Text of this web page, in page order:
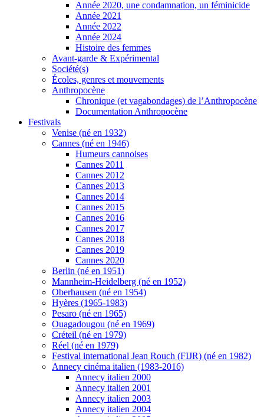
Année 2020, une condamnation, un féminicide
Année 2021
Année 2022
Année 2024
Histoire des femmes
Avant-garde & Expérimental
Société(s)
Écoles, genres et mouvements
Anthropocène
Chronique (et vagabondages) de l’Anthropocène
Documentation Anthropocène
Festivals
Venise (né en 1932)
Cannes (né en 1946)
Humeurs cannoises
Cannes 2011
Cannes 2012
Cannes 2013
Cannes 2014
Cannes 2015
Cannes 2016
Cannes 2017
Cannes 2018
Cannes 2019
Cannes 2020
Berlin (né en 1951)
Mannheim-Heidelberg (né en 1952)
Oberhausen (né en 1954)
Hyères (1965-1983)
Pesaro (né en 1965)
Ouagadougou (né en 1969)
Créteil (né en 1979)
Réel (né en 1979)
Festival international Jean Rouch (FIJR) (né en 1982)
Annecy cinéma italien (1983-2016)
Annecy italien 2000
Annecy italien 2001
Annecy italien 2003
Annecy italien 2004